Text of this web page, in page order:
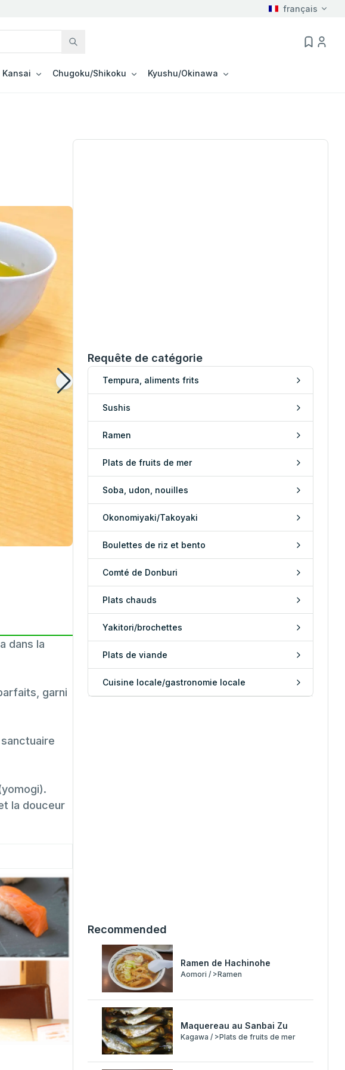
français
Kansai Chugoku/Shikoku Kyushu/Okinawa
dans la
garni
la douceur
Requête de catégorie
Tempura, aliments frits
Sushis
Ramen
Plats de fruits de mer
Soba, udon, nouilles
Okonomiyaki/Takoyaki
Boulettes de riz et bento
Comté de Donburi
Plats chauds
Yakitori/brochettes
Plats de viande
Cuisine locale/gastronomie locale
Recommended
Ramen de Hachinohe
Aomori / >Ramen
Maquereau au Sanbai Zu
Kagawa / >Plats de fruits de mer